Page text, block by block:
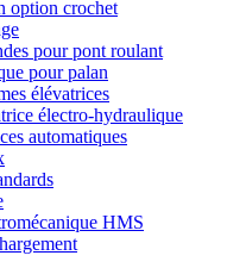
option crochet
pour pont roulant
pour palan
élévatrices
électro-hydraulique
automatiques
HMS